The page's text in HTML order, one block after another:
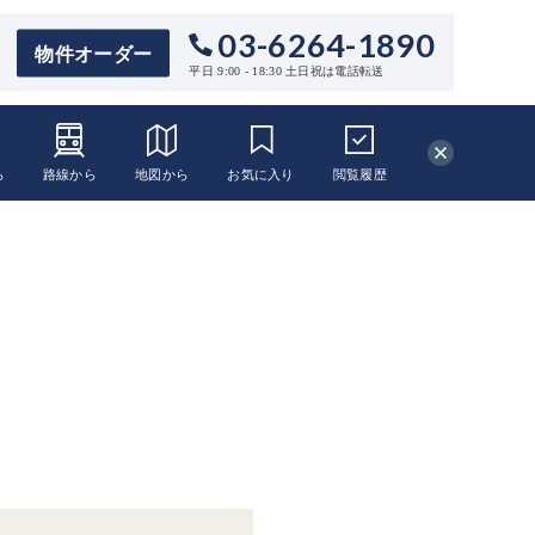
物件オーダー 03-6264-1890
平日 9:00 - 18:30 土日祝は電話転送
路線から 地図から お気に入り 閲覧履歴